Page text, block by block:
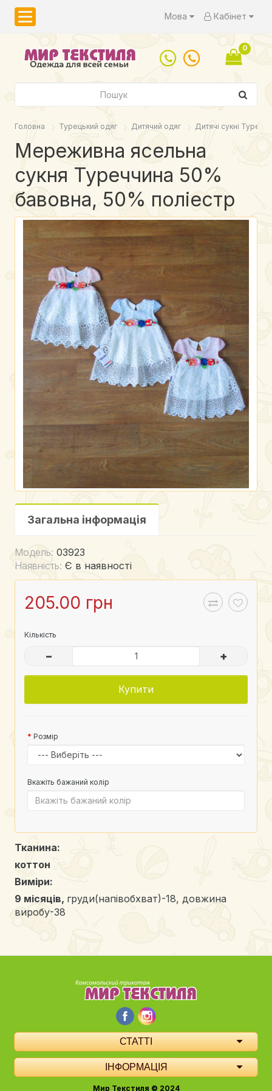
Мова Кабінет
0
Головна Турецький одяг Дитячий одяг Дитячі сукні
Мереживна ясельна
сукня Туреччина 50%
бавовна, 50% поліестр
Загальна інформація
Модель: 03923
Наявність: Є в наявності
205.00 грн
Кількість
– +
Купити
Розмір
Вкажіть бажаний колір
Тканина:
коттон
Виміри:
9 місяців, груди(напівобхват)-18, довжина
виробу-38
СТАТТІ
ІНФОРМАЦІЯ
Мир Текстиля © 2024